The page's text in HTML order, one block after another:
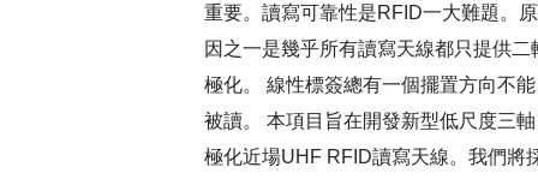
重要。讀寫可靠性是RFID一大難題。原
因之一是幾乎所有讀寫天線都只提供二
極化。 線性標簽總有一個擺置方向不能
被讀。 本項目旨在開發新型低尺度三軸
極化近場UHF RFID讀寫天線。我們將